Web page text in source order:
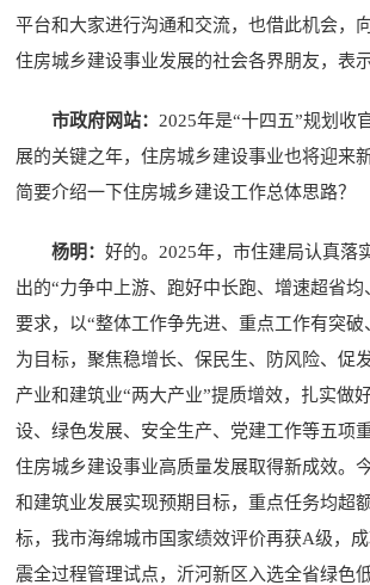
平台和大家进行沟通和交流，也借此机会，
住房城乡建设事业发展的社会各界朋友，表
市政府网站： 2025年是“十四五”规划收
展的关键之年，住房城乡建设事业也将迎来
简要介绍一下住房城乡建设工作总体思路？
杨明：好的。2025年，市住建局认真落
出的“力争中上游、跑好中长跑、增速超省均
要求，以“整体工作争先进、重点工作有突破
为目标，聚焦稳增长、保民生、防风险、促
产业和建筑业“两大产业”提质增效，扎实做
设、绿色发展、安全生产、党建工作等五项
住房城乡建设事业高质量发展取得新成效。
和建筑业发展实现预期目标，重点任务均超
标，我市海绵城市国家绩效评价再获A级，
震全过程管理试点，沂河新区入选全省绿色